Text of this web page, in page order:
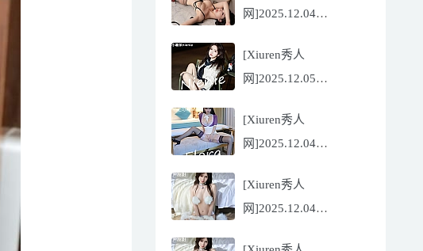
网]2025.12.04
[81P/751.43MB]
[Xiuren秀人
网]2025.12.05
nienie[60P/642.39MB]
[Xiuren秀人
网]2025.12.04
Flora[81P/832.27MB]
[Xiuren秀人
网]2025.12.04